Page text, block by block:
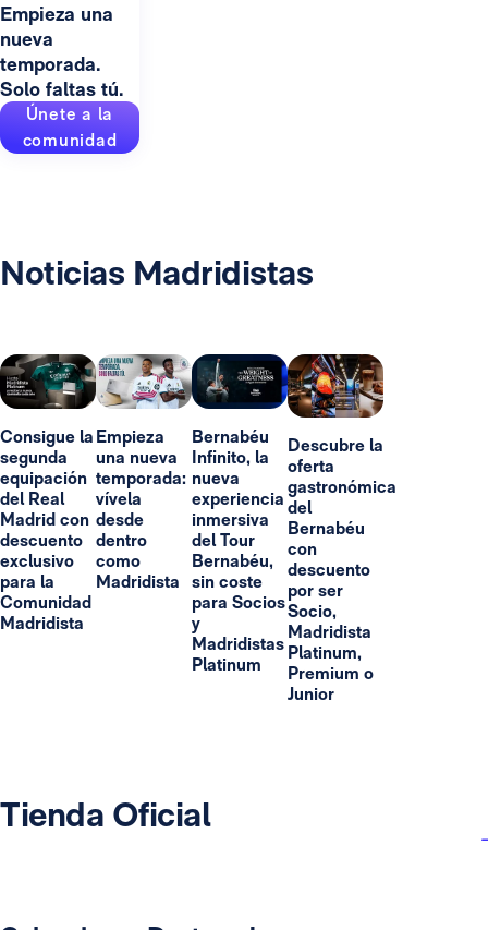
Empieza una
nueva
temporada.
Solo faltas tú.
Únete a la
comunidad
Noticias Madridistas
Consigue la
segunda
equipación
del Real
Madrid con
descuento
exclusivo
para la
Comunidad
Madridista
Empieza
una nueva
temporada:
vívela
desde
dentro
como
Madridista
Bernabéu
Infinito, la
nueva
experiencia
inmersiva
del Tour
Bernabéu,
sin coste
para Socios
y
Madridistas
Platinum
Descubre la
oferta
gastronómica
del
Bernabéu
con
descuento
por ser
Socio,
Madridista
Platinum,
Premium o
Junior
Tienda Oficial